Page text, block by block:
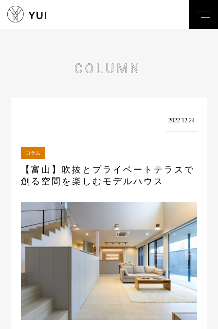
2022.12.24
コラム
【富山】吹抜とプライベートテラスで
創る空間を楽しむモデルハウス